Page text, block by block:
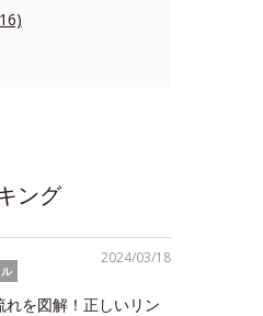
ング
2024/03/18
れを図解！正しいリン